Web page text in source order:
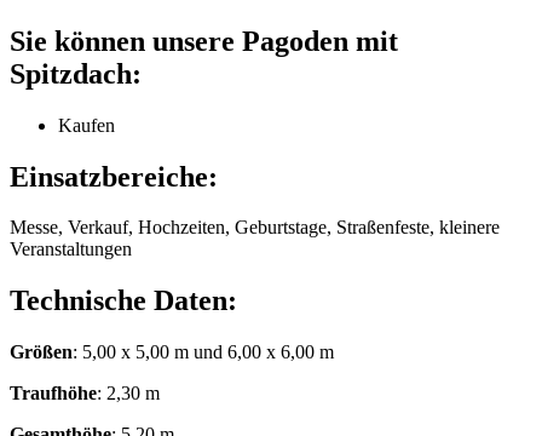
Sie können unsere Pagoden mit
Spitzdach:
Kaufen
Einsatzbereiche:
Messe, Verkauf, Hochzeiten, Geburtstage, Straßenfeste, kleinere
Veranstaltungen
Technische Daten:
Größen: 5,00 x 5,00 m und 6,00 x 6,00 m
Traufhöhe: 2,30 m